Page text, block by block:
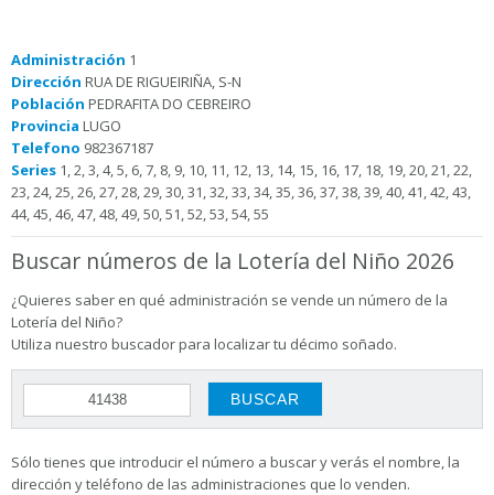
Administración 1
Dirección RUA DE RIGUEIRIÑA, S-N
Población PEDRAFITA DO CEBREIRO
Provincia LUGO
Telefono 982367187
Series 1, 2, 3, 4, 5, 6, 7, 8, 9, 10, 11, 12, 13, 14, 15, 16, 17, 18, 19, 20, 21, 22,
23, 24, 25, 26, 27, 28, 29, 30, 31, 32, 33, 34, 35, 36, 37, 38, 39, 40, 41, 42, 43,
44, 45, 46, 47, 48, 49, 50, 51, 52, 53, 54, 55
Buscar números de la Lotería del Niño 2026
¿Quieres saber en qué administración se vende un número de la
Lotería del Niño?
Utiliza nuestro buscador para localizar tu décimo soñado.
Sólo tienes que introducir el número a buscar y verás el nombre, la
dirección y teléfono de las administraciones que lo venden.